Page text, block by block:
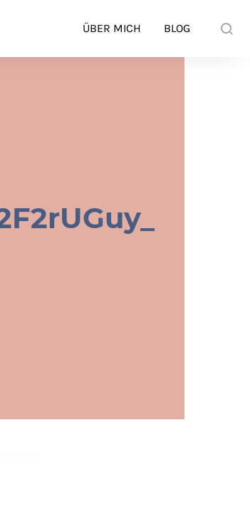
ÜBER MICH BLOG